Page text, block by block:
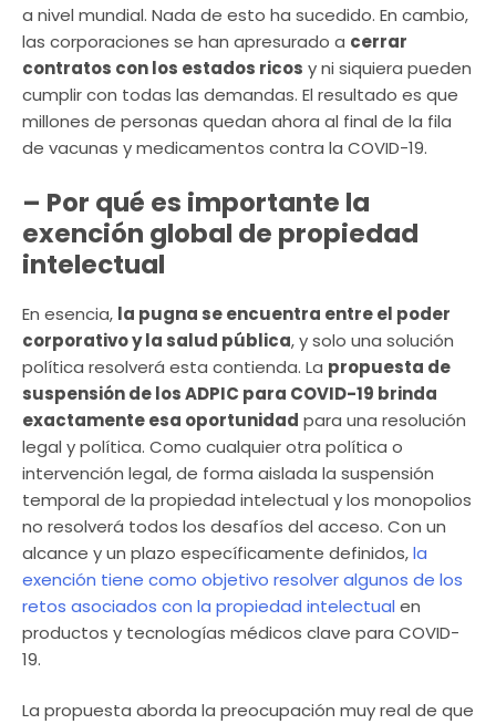
a nivel mundial. Nada de esto ha sucedido. En cambio,
las corporaciones se han apresurado a cerrar
contratos con los estados ricos y ni siquiera pueden
cumplir con todas las demandas. El resultado es que
millones de personas quedan ahora al final de la fila
de vacunas y medicamentos contra la COVID-19.
– Por qué es importante la
exención global de propiedad
intelectual
En esencia, la pugna se encuentra entre el poder
corporativo y la salud pública, y solo una solución
política resolverá esta contienda. La propuesta de
suspensión de los ADPIC para COVID-19 brinda
exactamente esa oportunidad para una resolución
legal y política. Como cualquier otra política o
intervención legal, de forma aislada la suspensión
temporal de la propiedad intelectual y los monopolios
no resolverá todos los desafíos del acceso. Con un
alcance y un plazo específicamente definidos,la
exención tiene como objetivo resolver algunos de los
retos asociados con la propiedad intelectual en
productos y tecnologías médicos clave para COVID-
19.
La propuesta aborda la preocupación muy real de que